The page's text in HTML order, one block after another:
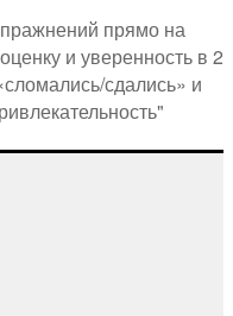
прямо на
и уверенность в 2
сдались» и